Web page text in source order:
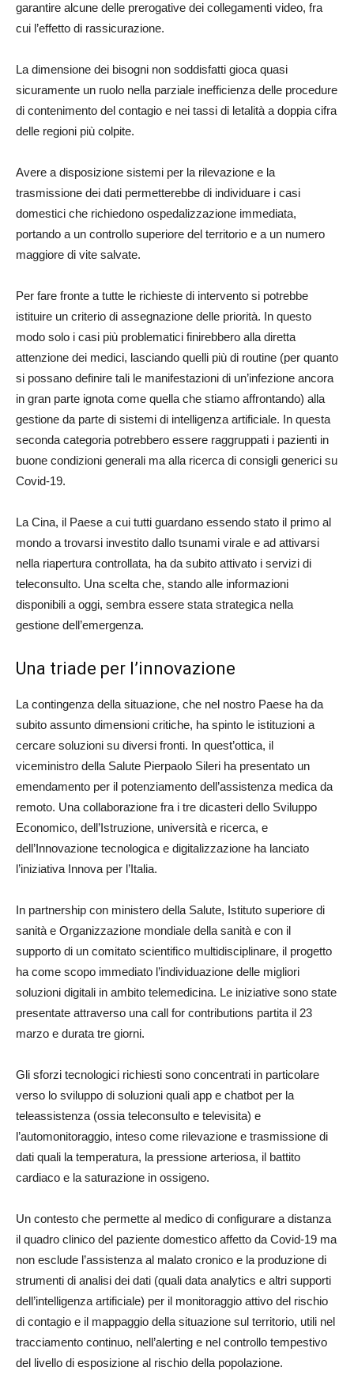
garantire alcune delle prerogative dei collegamenti video, fra
cui l’effetto di rassicurazione.
La dimensione dei bisogni non soddisfatti gioca quasi
sicuramente un ruolo nella parziale inefficienza delle procedure
di contenimento del contagio e nei tassi di letalità a doppia cifra
delle regioni più colpite.
Avere a disposizione sistemi per la rilevazione e la
trasmissione dei dati permetterebbe di individuare i casi
domestici che richiedono ospedalizzazione immediata,
portando a un controllo superiore del territorio e a un numero
maggiore di vite salvate.
Per fare fronte a tutte le richieste di intervento si potrebbe
istituire un criterio di assegnazione delle priorità. In questo
modo solo i casi più problematici finirebbero alla diretta
attenzione dei medici, lasciando quelli più di routine (per quanto
si possano definire tali le manifestazioni di un’infezione ancora
in gran parte ignota come quella che stiamo affrontando) alla
gestione da parte di sistemi di intelligenza artificiale. In questa
seconda categoria potrebbero essere raggruppati i pazienti in
buone condizioni generali ma alla ricerca di consigli generici su
Covid-19.
La Cina, il Paese a cui tutti guardano essendo stato il primo al
mondo a trovarsi investito dallo tsunami virale e ad attivarsi
nella riapertura controllata, ha da subito attivato i servizi di
teleconsulto. Una scelta che, stando alle informazioni
disponibili a oggi, sembra essere stata strategica nella
gestione dell’emergenza.
Una triade per l’innovazione
La contingenza della situazione, che nel nostro Paese ha da
subito assunto dimensioni critiche, ha spinto le istituzioni a
cercare soluzioni su diversi fronti. In quest’ottica, il
viceministro della Salute Pierpaolo Sileri ha presentato un
emendamento per il potenziamento dell’assistenza medica da
remoto. Una collaborazione fra i tre dicasteri dello Sviluppo
Economico, dell’Istruzione, università e ricerca, e
dell’Innovazione tecnologica e digitalizzazione ha lanciato
l’iniziativa Innova per l’Italia.
In partnership con ministero della Salute, Istituto superiore di
sanità e Organizzazione mondiale della sanità e con il
supporto di un comitato scientifico multidisciplinare, il progetto
ha come scopo immediato l’individuazione delle migliori
soluzioni digitali in ambito telemedicina. Le iniziative sono state
presentate attraverso una call for contributions partita il 23
marzo e durata tre giorni.
Gli sforzi tecnologici richiesti sono concentrati in particolare
verso lo sviluppo di soluzioni quali app e chatbot per la
teleassistenza (ossia teleconsulto e televisita) e
l’automonitoraggio, inteso come rilevazione e trasmissione di
dati quali la temperatura, la pressione arteriosa, il battito
cardiaco e la saturazione in ossigeno.
Un contesto che permette al medico di configurare a distanza
il quadro clinico del paziente domestico affetto da Covid-19 ma
non esclude l’assistenza al malato cronico e la produzione di
strumenti di analisi dei dati (quali data analytics e altri supporti
dell’intelligenza artificiale) per il monitoraggio attivo del rischio
di contagio e il mappaggio della situazione sul territorio, utili nel
tracciamento continuo, nell’alerting e nel controllo tempestivo
del livello di esposizione al rischio della popolazione.